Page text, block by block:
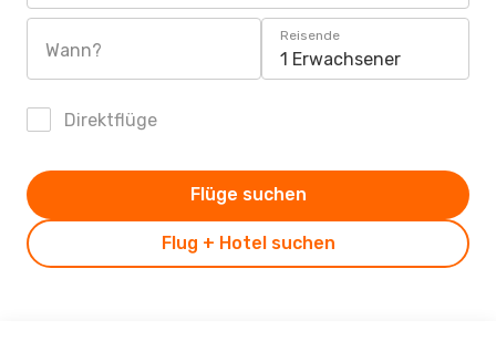
Wann?
Reisende
1 Erwachsener
Direktflüge
Flug + Hotel suchen
Flüge suchen